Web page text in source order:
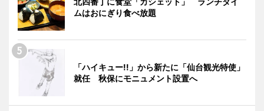
ムはおにぎり食べ放題
「ハイキュー!!」から新たに「仙台観光特使」
就任 秋保にモニュメント設置へ